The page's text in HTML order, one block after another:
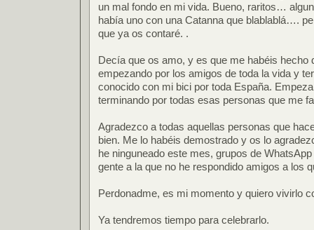
un mal fondo en mi vida. Bueno, raritos…
había uno con una Catanna que blablablá….
que ya os contaré. .
Decía que os amo, y es que me habéis hecho
empezando por los amigos de toda la vida y
conocido con mi bici por toda España.
terminando por todas esas personas que me
Agradezco a todas aquellas personas que
bien. Me lo habéis demostrado y os lo
he ninguneado este mes, grupos de
gente a la que no he respondido amigos a los
Perdonadme, es mi momento y quiero vivirlo
Ya tendremos tiempo para celebrarlo.